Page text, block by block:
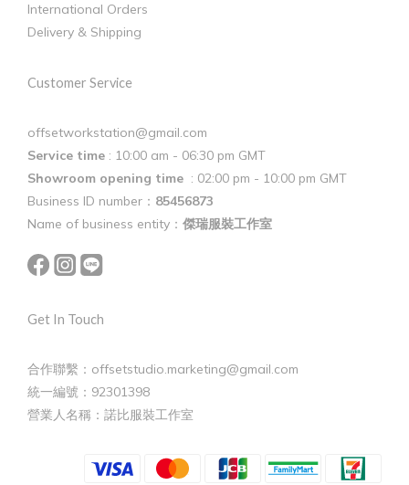
International Orders
Delivery & Shipping
Customer Service
offsetworkstation@gmail.com
Service time : 10:00 am - 06:30 pm GMT
Showroom opening time : 02:00 pm - 10:00 pm GMT
Business ID number： 85456873
Name of business entity： 傑瑞服裝工作室
Get In Touch
合作聯繫：offsetstudio.marketing@gmail.com
統一編號：92301398
營業人名稱：諾比服裝工作室